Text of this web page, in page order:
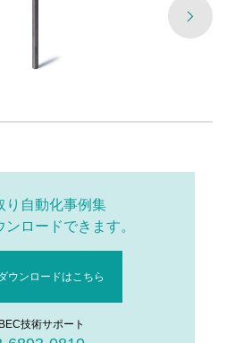
り自動化事例集
ロードできます。
ウンロードはこちら
技術サポート